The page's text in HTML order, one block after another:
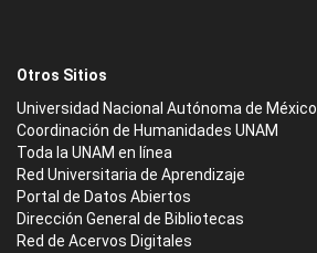
Otros Sitios
Universidad Nacional Autónoma de México
Coordinación de Humanidades UNAM
Toda la UNAM en línea
Red Universitaria de Aprendizaje
Portal de Datos Abiertos
Dirección General de Bibliotecas
Red de Acervos Digitales